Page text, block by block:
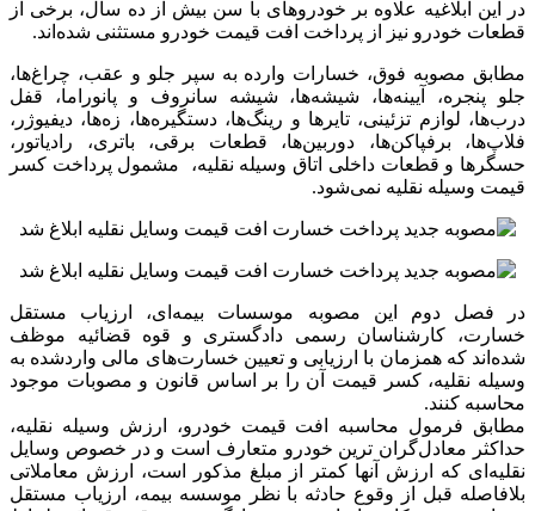
در این ابلاغیه علاوه بر خودروهای با سن بیش از ده سال، برخی از
قطعات خودرو نیز از پرداخت افت قیمت خودرو مستثنی شده‌اند.
مطابق مصوبه فوق، خسارات وارده به سپر جلو و عقب، چراغ‌ها،
جلو پنجره، آیینه‌ها، شیشه‌ها، شیشه سانروف و پانوراما، قفل
درب‌ها، لوازم تزئینی، تایرها و رینگ‌ها، دستگیره‌ها، زه‌ها، دیفیوژر،
فلاپ‌ها، برفپاکن‌ها، دوربین‌ها، قطعات برقی، باتری، رادیاتور،
حسگرها و قطعات داخلی اتاق وسیله نقلیه، مشمول پرداخت کسر
قیمت وسیله نقلیه نمی‌شود.
در فصل دوم این مصوبه موسسات بیمه‌ای، ارزیاب مستقل
خسارت، کارشناسان رسمی دادگستری و قوه قضائیه موظف
شده‌اند که همزمان با ارزیابی و تعیین خسارت‌های مالی واردشده به
وسیله نقلیه، کسر قیمت آن را بر اساس قانون و مصوبات موجود
محاسبه کنند.
مطابق فرمول محاسبه افت قیمت خودرو، ارزش وسیله نقلیه،
حداکثر معادل‌گران ترین خودرو متعارف است و در خصوص وسایل
نقلیه‌ای که ارزش آنها کمتر از مبلغ مذکور است، ارزش معاملاتی
بلافاصله قبل از وقوع حادثه با نظر موسسه بیمه، ارزیاب مستقل